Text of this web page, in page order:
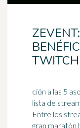
TWITCH
ción a las 5
lista de
Entre los
gran maratón